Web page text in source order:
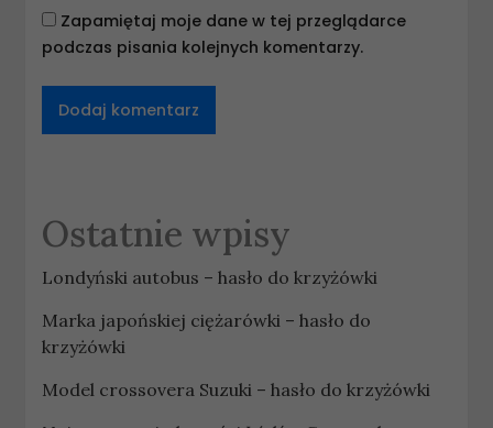
Zapamiętaj moje dane w tej przeglądarce
podczas pisania kolejnych komentarzy.
Ostatnie wpisy
Londyński autobus – hasło do krzyżówki
Marka japońskiej ciężarówki – hasło do
krzyżówki
Model crossovera Suzuki – hasło do krzyżówki